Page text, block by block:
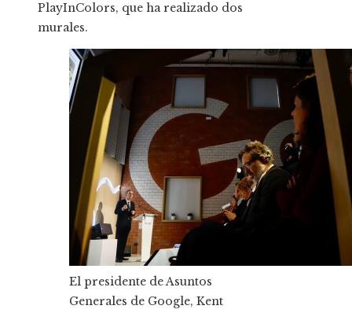
PlayInColors, que ha realizado dos
murales.
El presidente de Asuntos
Generales de Google, Kent